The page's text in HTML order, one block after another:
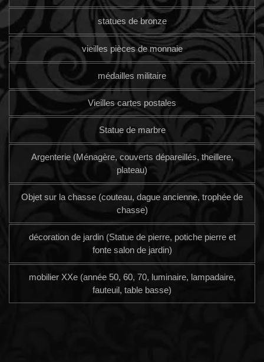
statues de bronze
vieilles pièces de monnaie
médailles militaire
Vieilles cartes postales
Statue de marbre
Argenterie (Ménagère, couverts dépareillés, theillere,
plateau)
Objet sur la chasse (couteau, dague ancienne, trophée de
chasse)
décoration de jardin (Statue de pierre, potiche pierre et
fonte salon de jardin)
mobilier XXe (année 50, 60, 70, luminaire, lampadaire,
fauteuil, table basse)